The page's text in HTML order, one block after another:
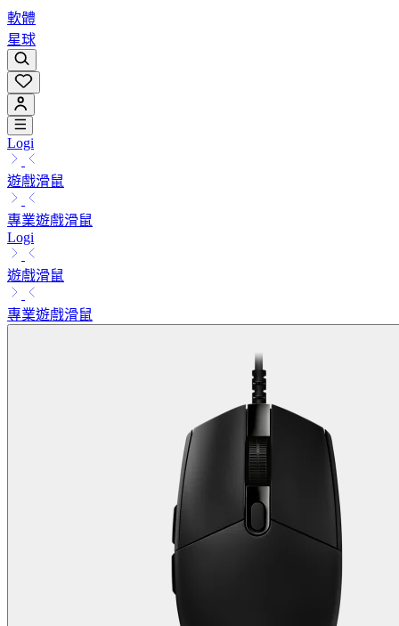
軟體
星球
Logi
遊戲滑鼠
專業遊戲滑鼠
Logi
遊戲滑鼠
專業遊戲滑鼠